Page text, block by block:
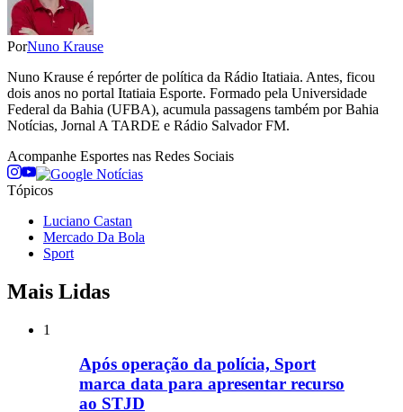
PorNuno Krause
Nuno Krause é repórter de política da Rádio Itatiaia. Antes, ficou
dois anos no portal Itatiaia Esporte. Formado pela Universidade
Federal da Bahia (UFBA), acumula passagens também por Bahia
Notícias, Jornal A TARDE e Rádio Salvador FM.
Acompanhe Esportes nas Redes Sociais
Tópicos
Luciano Castan
Mercado Da Bola
Sport
Mais Lidas
1
Após operação da polícia, Sport
marca data para apresentar recurso
ao STJD